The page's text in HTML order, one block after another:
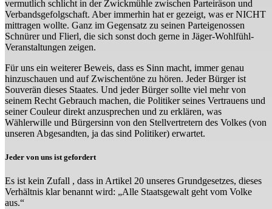
vermutlich schlicht in der Zwickmühle zwischen Parteiräson und
Verbandsgefolgschaft. Aber immerhin hat er gezeigt, was er NICHT
mittragen wollte. Ganz im Gegensatz zu seinen Parteigenossen
Schnürer und Flierl, die sich sonst doch gerne in Jäger-Wohlfühl-
Veranstaltungen zeigen.
Für uns ein weiterer Beweis, dass es Sinn macht, immer genau
hinzuschauen und auf Zwischentöne zu hören. Jeder Bürger ist
Souverän dieses Staates. Und jeder Bürger sollte viel mehr von
seinem Recht Gebrauch machen, die Politiker seines Vertrauens und
seiner Couleur direkt anzusprechen und zu erklären, was
Wählerwille und Bürgersinn von den Stellvertretern des Volkes (von
unseren Abgesandten, ja das sind Politiker) erwartet.
Jeder von uns ist gefordert
Es ist kein Zufall , dass in Artikel 20 unseres Grundgesetzes, dieses
Verhältnis klar benannt wird: „Alle Staatsgewalt geht vom Volke
aus.“